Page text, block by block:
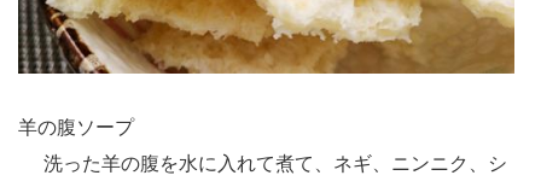
羊の腹ソープ
洗った羊の腹を水に入れて煮て、ネギ、ニンニク、シ